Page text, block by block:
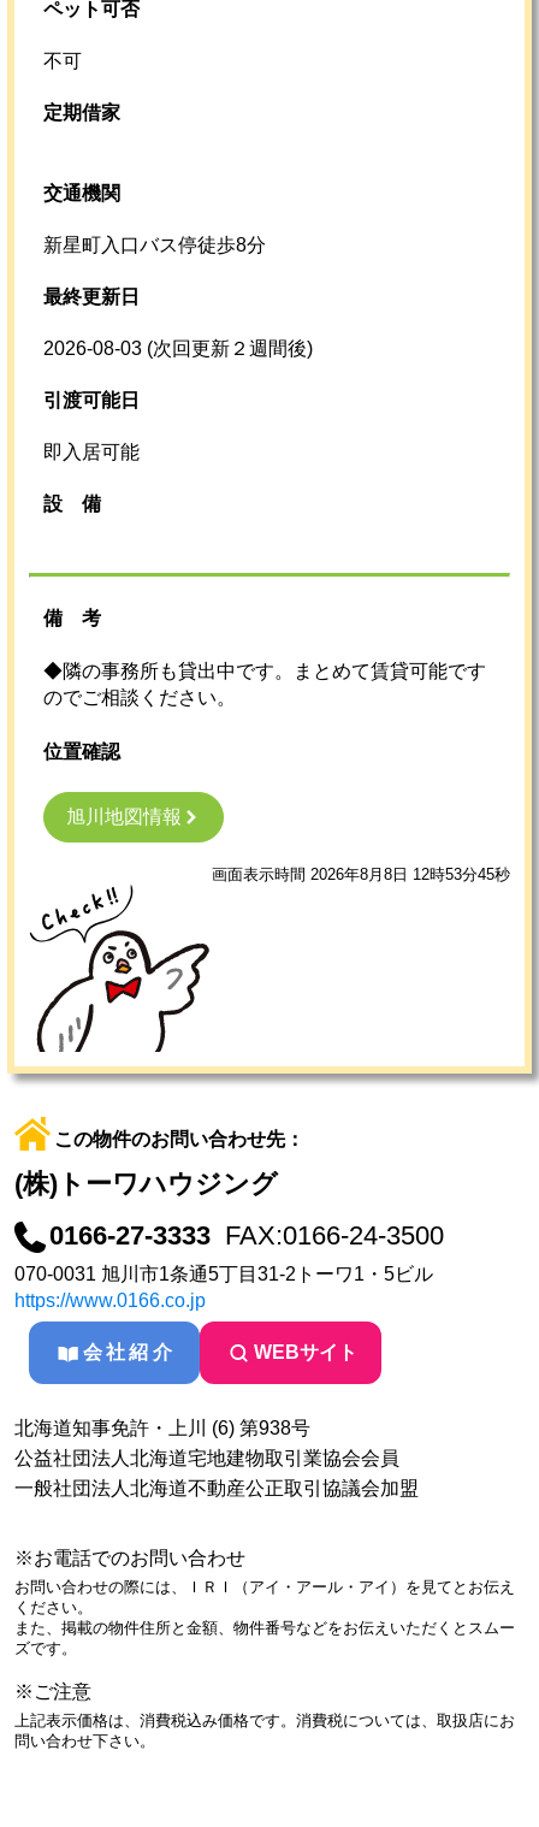
ペット可否
不可
定期借家
交通機関
新星町入口バス停徒歩8分
最終更新日
2026-08-03 (次回更新２週間後)
引渡可能日
即入居可能
設 備
備考
◆隣の事務所も貸出中です。まとめて賃貸可能です
のでご相談ください。
位置確認
旭川地図情報
画面表示時間 2026年8月8日 12時53分45秒
この物件のお問い合わせ先：
(株)トーワハウジング
0166-27-3333 FAX:0166-24-3500
070-0031 旭川市1条通5丁目31-2トーワ1・5ビル
https://www.0166.co.jp
会社紹介 WEBサイト
北海道知事免許・上川 (6) 第938号
公益社団法人北海道宅地建物取引業協会会員
一般社団法人北海道不動産公正取引協議会加盟
※お電話でのお問い合わせ
お問い合わせの際には、ＩＲＩ（アイ・アール・アイ）を見てとお伝え
ください。
また、掲載の物件住所と金額、物件番号などをお伝えいただくとスムー
ズです。
※ご注意
上記表示価格は、消費税込み価格です。消費税については、取扱店にお
問い合わせ下さい。